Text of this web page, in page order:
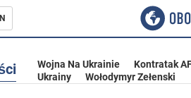
Wojna Na Ukrainie Kontratak
Ukrainy
Wołodymyr Zełenski